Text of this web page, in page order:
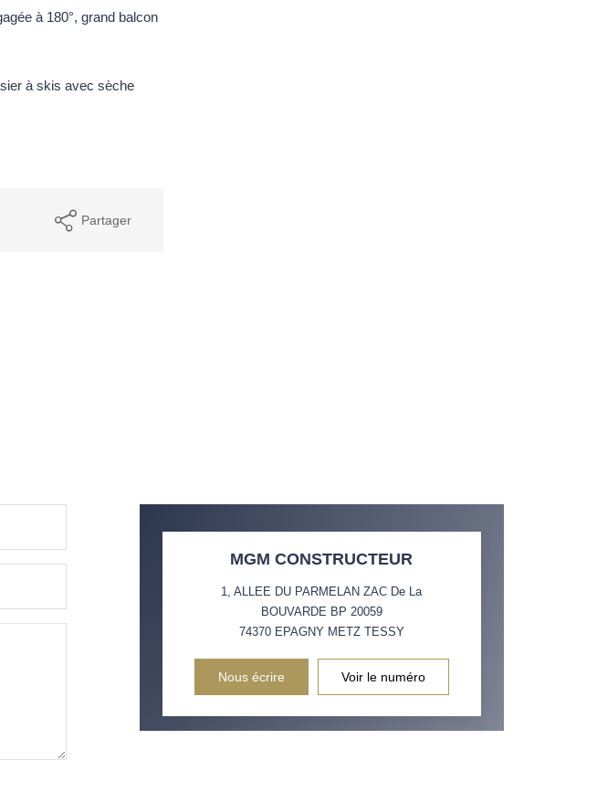
à 180°, grand balcon
à skis avec sèche
Partager
MGM CONSTRUCTEUR
1, ALLEE DU PARMELAN ZAC De La
BOUVARDE BP 20059
74370 EPAGNY METZ TESSY
Nous écrire Voir le numéro